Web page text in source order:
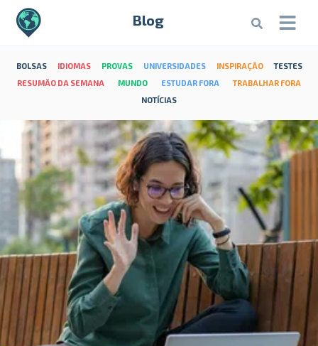
Blog
BOLSAS IDIOMAS PROVAS UNIVERSIDADES INSPIRAÇÃO
TESTES
RESUMÃO DA SEMANA
MUNDO ESTUDAR FORA
TRABALHAR FORA
NOTÍCIAS